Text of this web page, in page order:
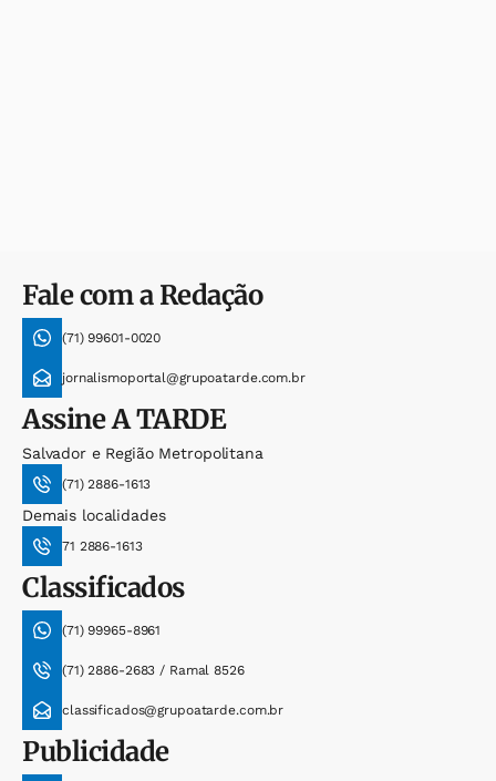
Fale com a Redação
(71) 99601-0020
jornalismoportal@grupoatarde.com.br
AssineA TARDE
Salvador e Região Metropolitana
(71) 2886-1613
Demais localidades
71 2886-1613
Classificados
(71) 99965-8961
(71) 2886-2683 / Ramal 8526
classificados@grupoatarde.com.br
Publicidade